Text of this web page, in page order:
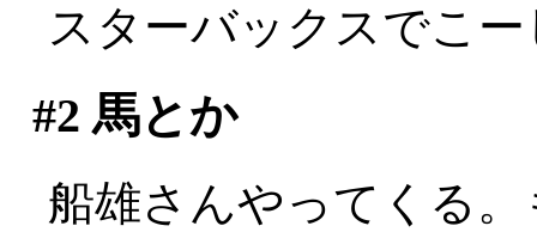
スターバックスでこ
#2 馬とか
船雄さんやってくる